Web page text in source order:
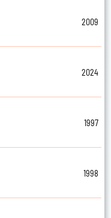
2009
2024
1997
1998